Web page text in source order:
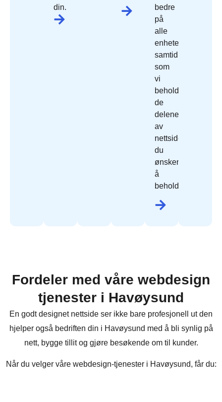
din.
bedre
på
alle
enheter,
samtidig
som
vi
beholder
de
delene
av
nettside
du
ønsker
å
beholde.
Fordeler med våre webdesign
tjenester i Havøysund
En godt designet nettside ser ikke bare profesjonell ut den
hjelper også bedriften din i Havøysund med å bli synlig på
nett, bygge tillit og gjøre besøkende om til kunder.
Når du velger våre webdesign-tjenester i Havøysund, får du: